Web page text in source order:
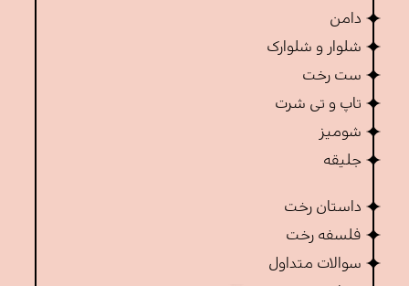
دامن
شلوار و شلوارک
ست رخت
تاپ و تی شرت
شومیز
جلیقه
داستان رخت
فلسفه رخت
سوالات متداول